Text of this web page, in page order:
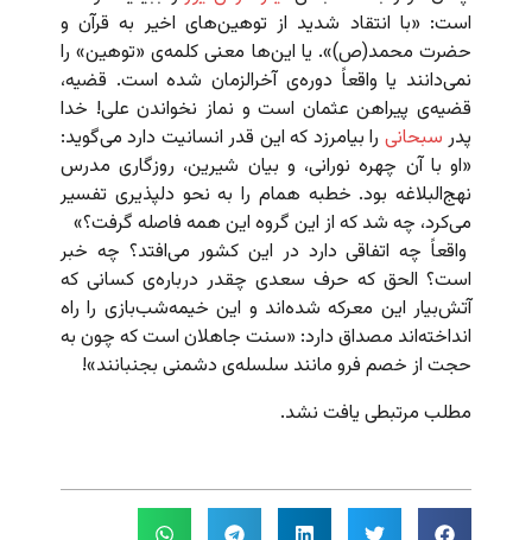
است: «با انتقاد شدید از توهین‌های اخیر به قرآن و
حضرت محمد(ص)». یا این‌ها معنی کلمه‌ی «توهین» را
نمی‌دانند یا واقعاً دوره‌ی آخرالزمان شده است. قضیه،
قضیه‌ی پیراهن عثمان است و نماز نخواندن علی! خدا
پدر سبحانی را بیامرزد که این قدر انسانیت دارد می‌گوید:
«او با آن چهره نورانی، و بیان شیرین، روزگاری مدرس
نهج‌البلاغه بود. خطبه‌‌ همام را به نحو دلپذیری تفسیر
می‌کرد، چه شد که از این گروه این همه فاصله گرفت؟»
واقعاً چه اتفاقی دارد در این کشور می‌افتد؟ چه خبر
است؟ الحق که حرف سعدی چقدر درباره‌ی کسانی که
آتش‌بیار این معرکه شده‌اند و این خیمه‌شب‌بازی را راه‌
انداخته‌اند مصداق دارد: «سنت جاهلان است که چون به
حجت از خصم فرو مانند سلسله‌ی دشمنی بجنبانند»!
مطلب مرتبطی یافت نشد.